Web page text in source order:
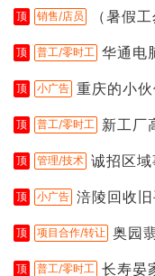
顶 销售/店员
（暑假
顶 普工/零时工 华通电
顶 小广告 重庆的小
顶 普工/零时工 新工厂
顶 管理/技术 诚招区域
顶 小广告 涪陵回收
顶 项目合作/转让 奥园
顶 普工/零时工 长寿晏